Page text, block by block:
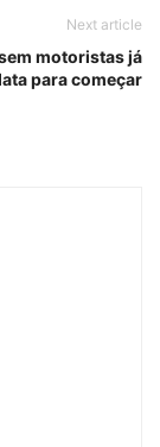
Next article
motoristas já
para começar